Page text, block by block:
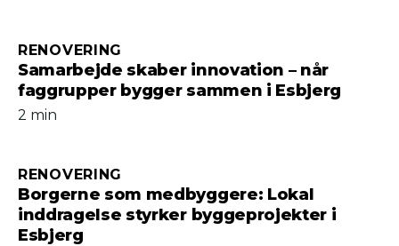
Samarbejde skaber innovation – når
faggrupper bygger sammen i Esbjerg
RENOVERING
2 min
Borgerne som medbyggere: Lokal
inddragelse styrker byggeprojekter i
Esbjerg
RENOVERING